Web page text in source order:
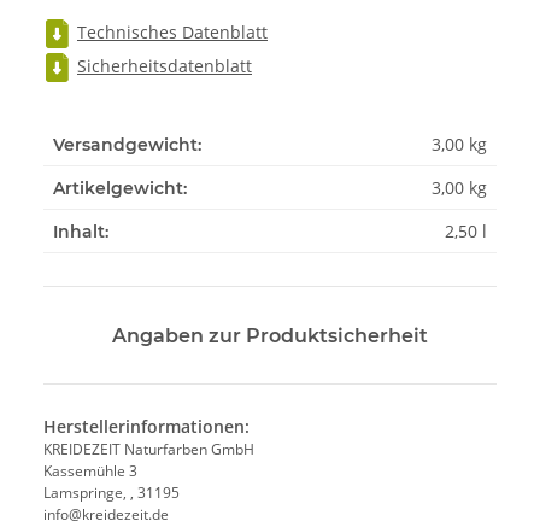
Technisches Datenblatt
Sicherheitsdatenblatt
Versandgewicht: 3,00 kg
Artikelgewicht: 3,00 kg
Inhalt: 2,50 l
Angaben zur Produktsicherheit
Herstellerinformationen:
KREIDEZEIT Naturfarben GmbH
Kassemühle 3
Lamspringe, , 31195
info@kreidezeit.de